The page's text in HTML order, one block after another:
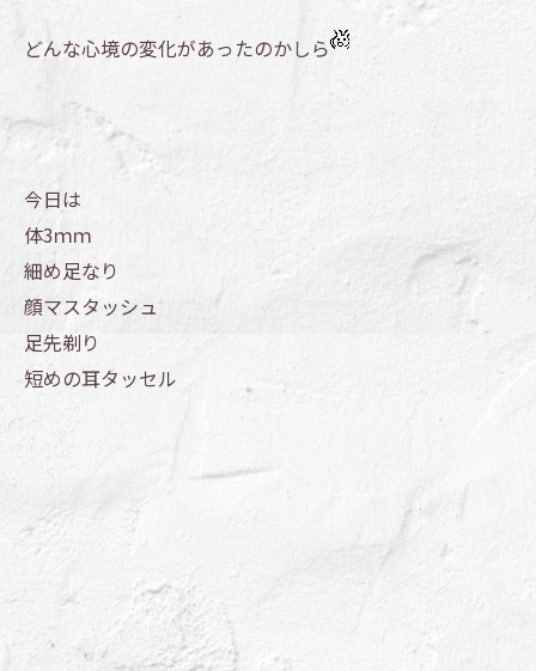
どんな心境の変化があったのかしら
今日は
体3ｍｍ
細め足なり
顔マスタッシュ
足先剃り
短めの耳タッセル